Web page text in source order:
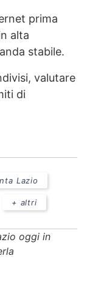
prima
alta
stabile.
valutare
di
Lazio
+ altri
oggi in